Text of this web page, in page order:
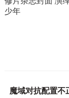
魔域对抗配置不